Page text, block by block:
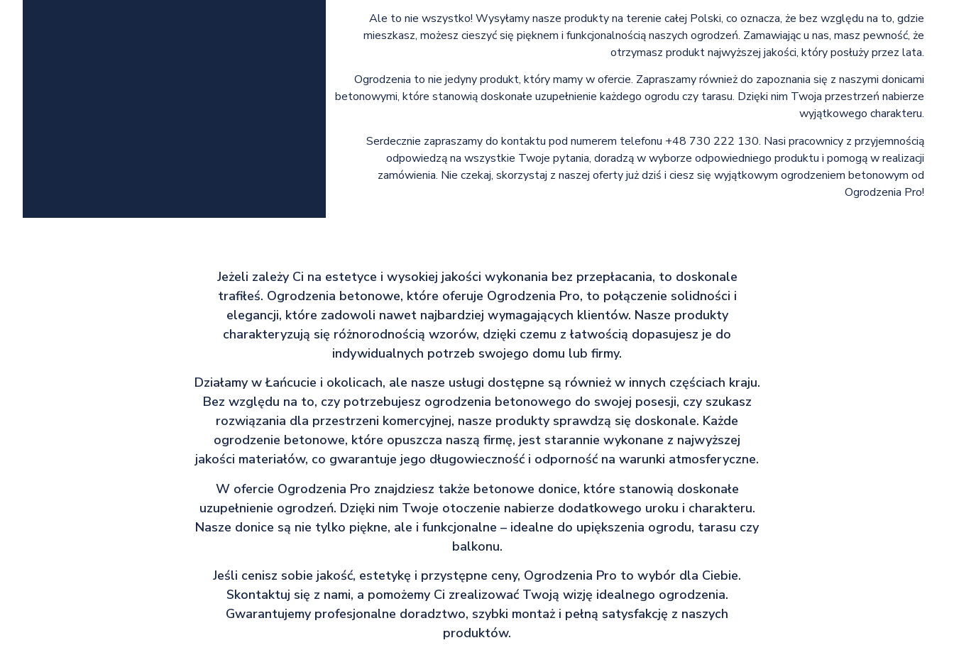
Ale to nie wszystko! Wysyłamy nasze produkty na terenie całej Polski, co oznacza, że bez względu na to, gdzie
mieszkasz, możesz cieszyć się pięknem i funkcjonalnością naszych ogrodzeń. Zamawiając u nas, masz pewność, że
otrzymasz produkt najwyższej jakości, który posłuży przez lata.
Ogrodzenia to nie jedyny produkt, który mamy w ofercie. Zapraszamy również do zapoznania się z naszymi donicami
betonowymi, które stanowią doskonałe uzupełnienie każdego ogrodu czy tarasu. Dzięki nim Twoja przestrzeń nabierze
wyjątkowego charakteru.
Serdecznie zapraszamy do kontaktu pod numerem telefonu +48 730 222 130. Nasi pracownicy z przyjemnością
odpowiedzą na wszystkie Twoje pytania, doradzą w wyborze odpowiedniego produktu i pomogą w realizacji
zamówienia. Nie czekaj, skorzystaj z naszej oferty już dziś i ciesz się wyjątkowym ogrodzeniem betonowym od
Ogrodzenia Pro!
Jeżeli zależy Ci na estetyce i wysokiej jakości wykonania bez przepłacania, to doskonale
trafiłeś. Ogrodzenia betonowe, które oferuje Ogrodzenia Pro, to połączenie solidności i
elegancji, które zadowoli nawet najbardziej wymagających klientów. Nasze produkty
charakteryzują się różnorodnością wzorów, dzięki czemu z łatwością dopasujesz je do
indywidualnych potrzeb swojego domu lub firmy.
Działamy w Łańcucie i okolicach, ale nasze usługi dostępne są również w innych częściach kraju.
Bez względu na to, czy potrzebujesz ogrodzenia betonowego do swojej posesji, czy szukasz
rozwiązania dla przestrzeni komercyjnej, nasze produkty sprawdzą się doskonale. Każde
ogrodzenie betonowe, które opuszcza naszą firmę, jest starannie wykonane z najwyższej
jakości materiałów, co gwarantuje jego długowieczność i odporność na warunki atmosferyczne.
W ofercie Ogrodzenia Pro znajdziesz także betonowe donice, które stanowią doskonałe
uzupełnienie ogrodzeń. Dzięki nim Twoje otoczenie nabierze dodatkowego uroku i charakteru.
Nasze donice są nie tylko piękne, ale i funkcjonalne – idealne do upiększenia ogrodu, tarasu czy
balkonu.
Jeśli cenisz sobie jakość, estetykę i przystępne ceny, Ogrodzenia Pro to wybór dla Ciebie.
Skontaktuj się z nami, a pomożemy Ci zrealizować Twoją wizję idealnego ogrodzenia.
Gwarantujemy profesjonalne doradztwo, szybki montaż i pełną satysfakcję z naszych
produktów.